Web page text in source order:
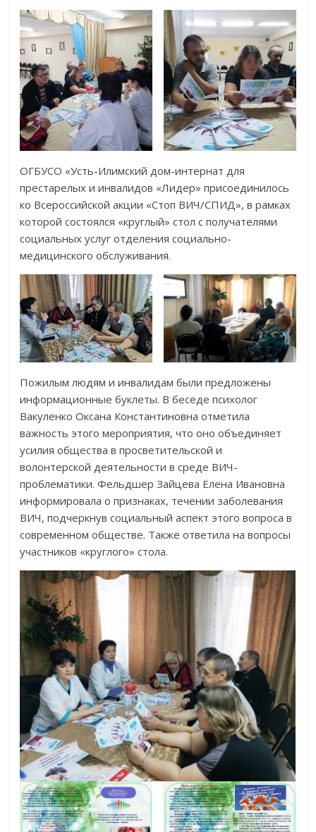
ОГБУСО «Усть-Илимский дом-интернат для
престарелых и инвалидов «Лидер» присоединилось
ко Всероссийской акции «Стоп ВИЧ/СПИД», в рамках
которой состоялся «круглый» стол с получателями
социальных услуг отделения социально-
медицинского обслуживания.
Пожилым людям и инвалидам были предложены
информационные буклеты. В беседе психолог
Вакуленко Оксана Константиновна отметила
важность этого мероприятия, что оно объединяет
усилия общества в просветительской и
волонтерской деятельности в среде ВИЧ-
проблематики. Фельдшер Зайцева Елена Ивановна
информировала о признаках, течении заболевания
ВИЧ, подчеркнув социальный аспект этого вопроса в
современном обществе. Также ответила на вопросы
участников «круглого» стола.